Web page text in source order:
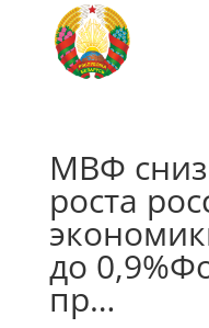
МВФ
роста
до
пр…